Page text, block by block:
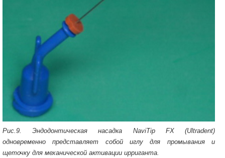
Рис.9. Эндодонтическая насадка NaviTip FX (Ultradent)
одновременно представляет собой иглу для промывания и
щеточку для механической активации ирриганта.